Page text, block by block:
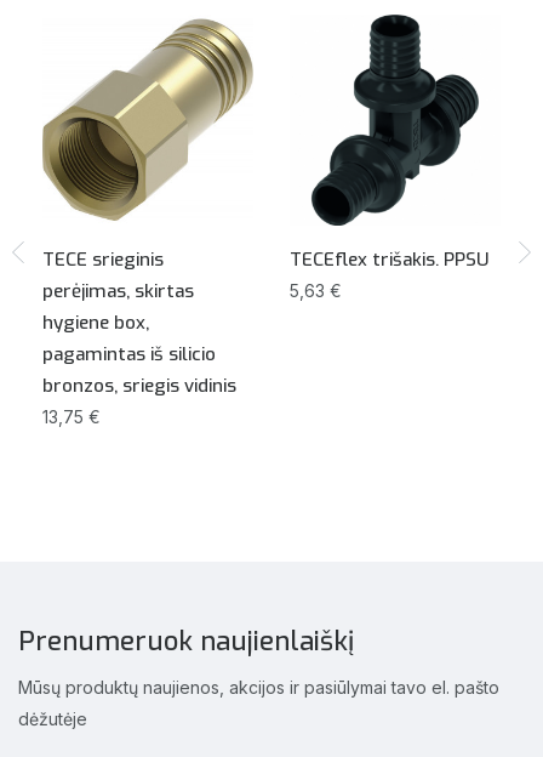
TECE srieginis
perėjimas, skirtas
hygiene box,
pagamintas iš silicio
bronzos, sriegis vidinis
13,75 €
TECEflex trišakis. PPSU
5,63 €
Prenumeruok naujienlaiškį
Mūsų produktų naujienos, akcijos ir pasiūlymai tavo el. pašto
dėžutėje